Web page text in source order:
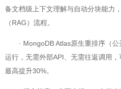
备文档级上下文理解与自动分块能力
（RAG）流程。
· MongoDB Atlas原生重排序（
运行，无需外部API、无需往返调用
最高提升30%。